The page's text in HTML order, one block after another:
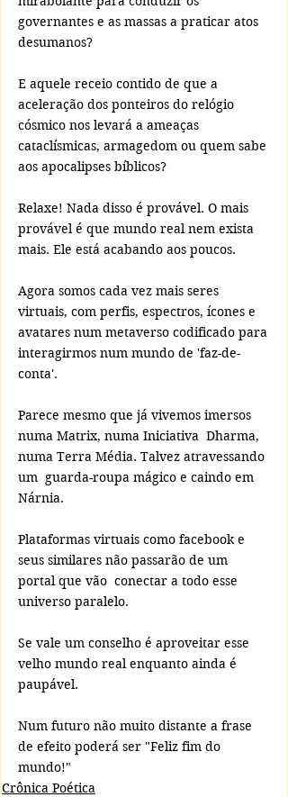
governantes e as massas a praticar atos
desumanos?
E aquele receio contido de que a
aceleração dos ponteiros do relógio
cósmico nos levará a ameaças
cataclísmicas, armagedom ou quem sabe
aos apocalipses bíblicos?
Relaxe! Nada disso é provável. O mais
provável é que mundo real nem exista
mais. Ele está acabando aos poucos.
Agora somos cada vez mais seres
virtuais, com perfis, espectros, ícones e
avatares num metaverso codificado para
interagirmos num mundo de 'faz-de-
conta'.
Parece mesmo que já vivemos imersos
numa Matrix, numa Iniciativa  Dharma,
numa Terra Média. Talvez atravessando
um  guarda-roupa mágico e caindo em
Nárnia.
Plataformas virtuais como facebook e
seus similares não passarão de um
portal que vão  conectar a todo esse
universo paralelo.
Se vale um conselho é aproveitar esse
velho mundo real enquanto ainda é
paupável.
Num futuro não muito distante a frase
de efeito poderá ser "Feliz fim do
mundo!"
Crônica Poética